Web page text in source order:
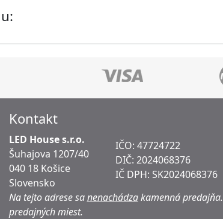
Kontakt
LED House s.r.o.
Šuhajova 1207/40
040 18 Košice
Slovensko
IČO: 47724722
DIČ: 2024068376
IČ DPH: SK2024068376
Na tejto adrese sanenachádzakamenná predajňa.
predajných miest.